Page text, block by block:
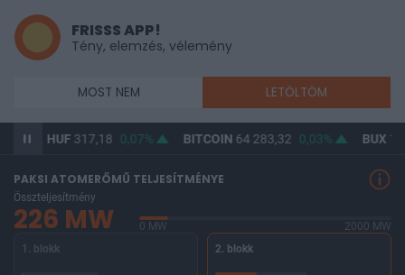
FRISSS APP!
Tény, elemzés, vélemény
MOST NEM LETÖLTÖM
HUF317,18 0,07% BITCOIN 64 283,32 0,03% BUX146
PAKSI ATOMERŐMŰ TELJESÍTMÉNYE
Összteljesítmény
226 MW 0 MW
2000 MW
1. blokk
2. blokk